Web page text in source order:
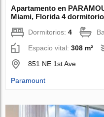
Apartamento en
Miami, Florida 4
Dormitorios:4
Espacio vital:308 m²
851 NE 1st Ave
Paramount